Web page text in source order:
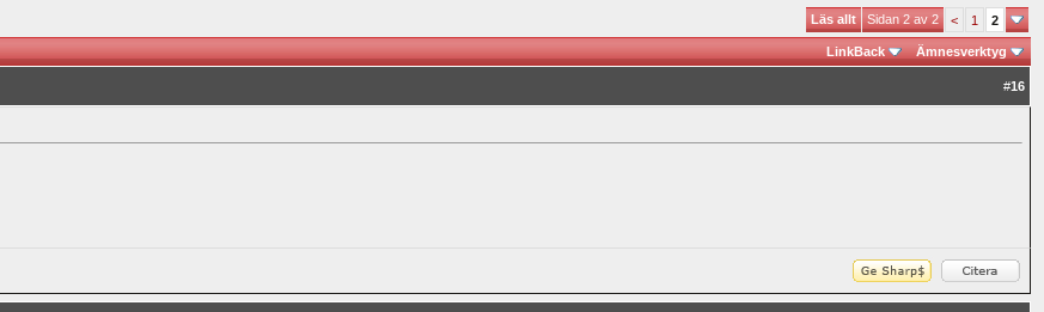
Läs allt Sidan 2 av 2 < 1 2
LinkBack Ämnesverktyg
#16